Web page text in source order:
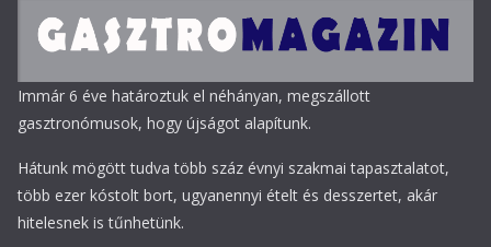
Immár 6 éve határoztuk el néhányan, megszállott
gasztronómusok, hogy újságot alapítunk.
Hátunk mögött tudva több száz évnyi szakmai tapasztalatot,
több ezer kóstolt bort, ugyanennyi ételt és desszertet, akár
hitelesnek is tűnhetünk.